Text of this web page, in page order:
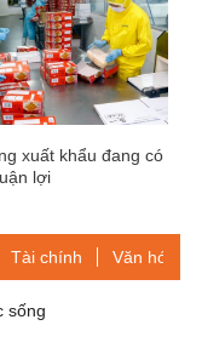
xuất khẩu đang có
lợi
Tài chính Văn hóa-
sống